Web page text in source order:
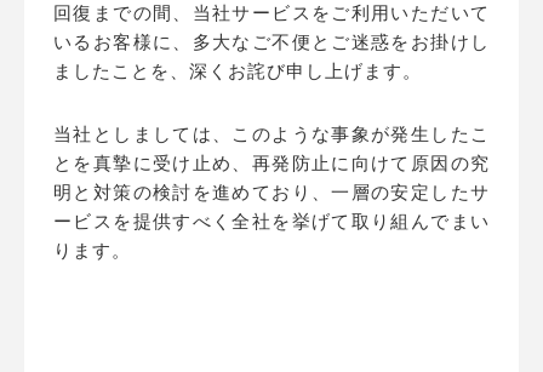
回復までの間、当社サービスをご利用いただいて
いるお客様に、多大なご不便とご迷惑をお掛けし
ましたことを、深くお詫び申し上げます。
当社としましては、このような事象が発生したこ
とを真摯に受け止め、再発防止に向けて原因の究
明と対策の検討を進めており、一層の安定したサ
ービスを提供すべく全社を挙げて取り組んでまい
ります。